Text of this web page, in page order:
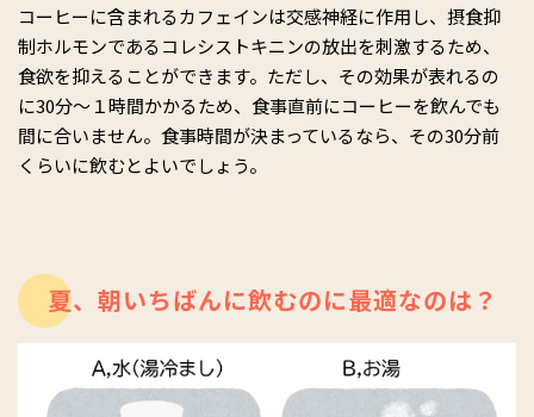
コーヒーに含まれるカフェインは交感神経に作用し、摂食抑
制ホルモンであるコレシストキニンの放出を刺激するため、
食欲を抑えることができます。ただし、その効果が表れるの
に30分～１時間かかるため、食事直前にコーヒーを飲んでも
間に合いません。食事時間が決まっているなら、その30分前
くらいに飲むとよいでしょう。
夏、朝いちばんに飲むのに最適なのは？